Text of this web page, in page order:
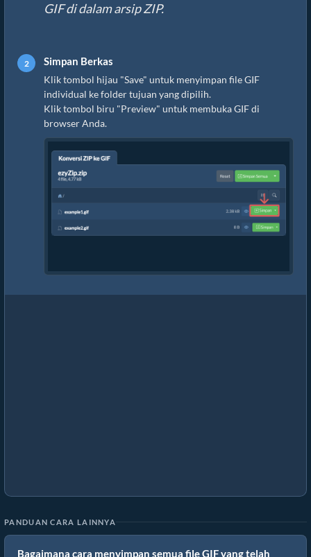
GIF di dalam arsip ZIP.
Simpan Berkas
Klik tombol hijau "Save" untuk menyimpan file GIF
individual ke folder tujuan yang dipilih.
Klik tombol biru "Preview" untuk membuka GIF di
browser Anda.
PANDUAN CARA LAINNYA
Bagaimana cara menyimpan semua file GIF yang telah